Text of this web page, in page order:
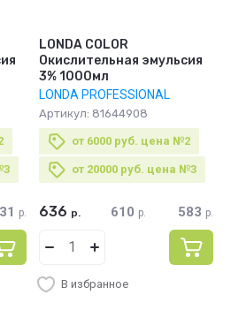
р.
LONDA COLOR
Окислительная эмульсия
3% 1000мл
LONDA PROFESSIONAL
Артикул: 81644908
от 6000 руб. цена №2
от 20000 руб. цена №3
636 р. 610 р. 583 р.
В избранное